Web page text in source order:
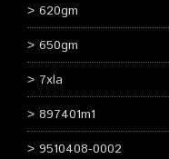
620gm
650gm
7xla
897401m1
9510408-0002